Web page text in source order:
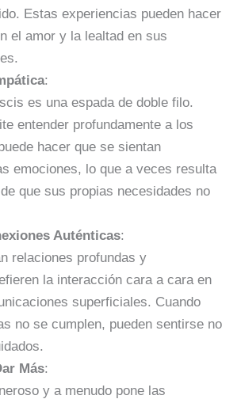
Estas experiencias pueden hacer
el amor y la lealtad en sus
:
es una espada de doble filo.
entender profundamente a los
hacer que se sientan
emociones, lo que a veces resulta
que sus propias necesidades no
Auténticas:
relaciones profundas y
la interacción cara a cara en
superficiales. Cuando
no se cumplen, pueden sentirse no
Más:
y a menudo pone las